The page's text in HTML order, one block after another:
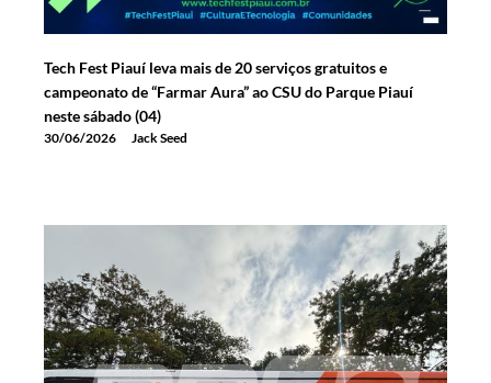
Tech Fest Piauí leva mais de 20 serviços gratuitos e
campeonato de “Farmar Aura” ao CSU do Parque Piauí
neste sábado (04)
30/06/2026 Jack Seed